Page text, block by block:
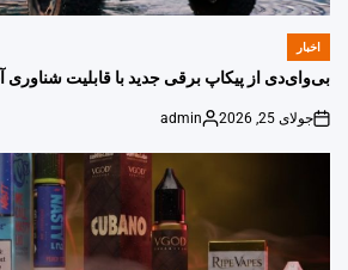
POSTED
اخبار
بی‌وای‌دی از پیکاپ برقی جدید با قابلیت شناوری
on
جولای 25, 2026
Posted
admin